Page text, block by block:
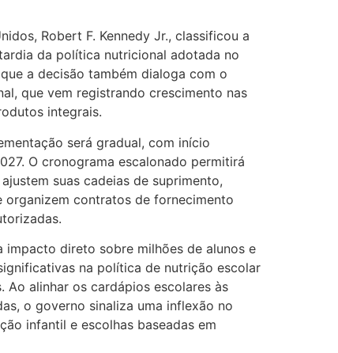
Robert F. Kennedy Jr., classificou a
da política nutricional adotada no
a decisão também dialoga com o
que vem registrando crescimento nas
integrais.
será gradual, com início
O cronograma escalonado permitirá
suas cadeias de suprimento,
organizem contratos de fornecimento
impacto direto sobre milhões de alunos e
na política de nutrição escolar
Ao alinhar os cardápios escolares às
o governo sinaliza uma inflexão no
infantil e escolhas baseadas em